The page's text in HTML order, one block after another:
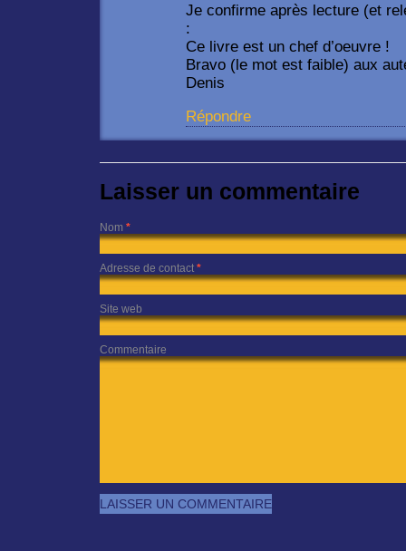
Je confirme après lecture (et
:
Ce livre est un chef d’oeuvre !
Bravo (le mot est faible) aux
Denis
Répondre
Laisser un commentaire
Nom *
Adresse de contact *
Site web
Commentaire